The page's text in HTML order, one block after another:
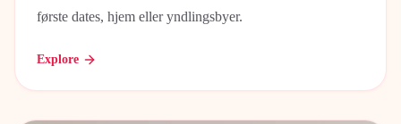
første dates, hjem eller yndlingsbyer.
Explore